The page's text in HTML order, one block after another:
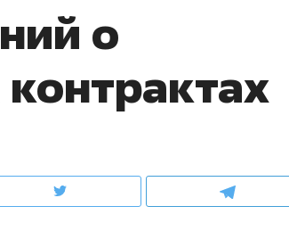
о
о трехкратном росте цен, дотошных
и чудных запросах мастеров